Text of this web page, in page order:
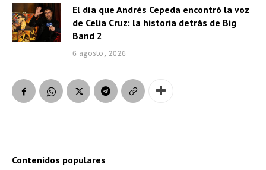
El día que Andrés Cepeda encontró la voz
de Celia Cruz: la historia detrás de Big
Band 2
6 agosto, 2026
Contenidos populares